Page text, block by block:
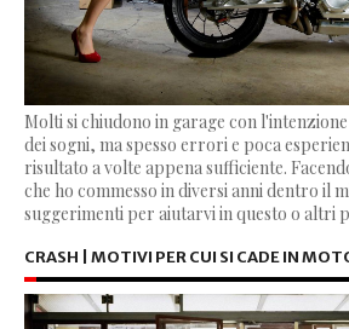
Molti si chiudono in garage con
dei sogni, ma spesso errori e poca
risultato a volte appena sufficiente.
che ho commesso in diversi anni dentro il
suggerimenti per aiutarvi in questo o altri
CRASH | MOTIVI PER CUI SI CADE IN